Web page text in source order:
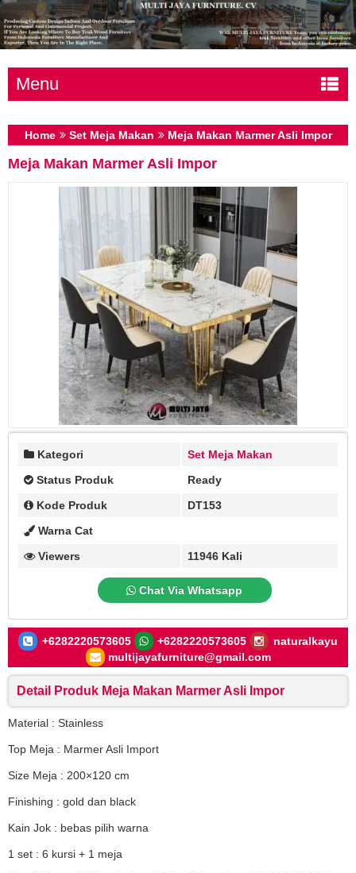
Menu
Home Set Meja Makan Meja Makan Marmer Asli Impor
Meja Makan Marmer Asli Impor
Kategori
Set Meja Makan
Status Produk
Ready
Kode Produk
DT153
Warna Cat
Viewers
11946 Kali
Chat Via Whatsapp
+6282220573605 +6282220573605
naturalkayu
multijayafurniture@gmail.com
Detail Produk Meja Makan Marmer Asli Impor
Material : Stainless
Top Meja : Marmer Asli Import
Size Meja : 200×120 cm
Finishing : gold dan black
Kain Jok : bebas pilih warna
1 set : 6 kursi + 1 meja